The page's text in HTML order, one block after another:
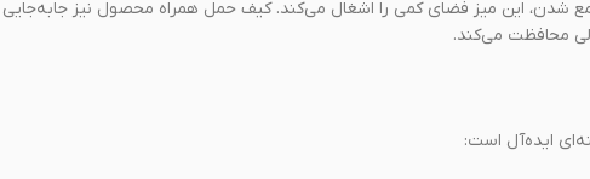
و قابلیت جمع شدن، این میز فضای کمی را اشغال می‌کند. کیف حمل همراه محصول نیز
محافظت می‌کند.
ایده‌آل است: